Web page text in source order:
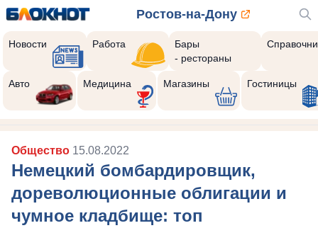
Ростов-на-Дону
Новости Работа
Бары
- рестораны
Авто Медицина Магазины Гостиницы
Общество 15.08.2022
Немецкий бомбардировщик,
дореволюционные облигации и
чумное кладбище: топ
9
Реклама закроется через: